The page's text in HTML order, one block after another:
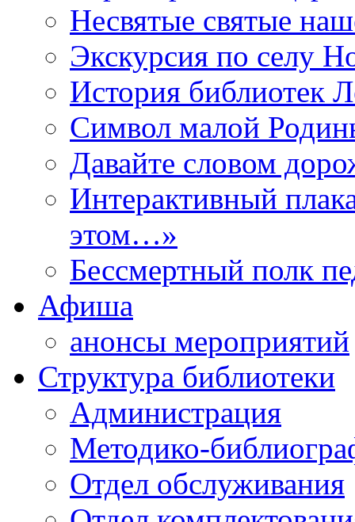
Несвятые святые
Экскурсия по селу
История библиотек
Символ малой
Давайте словом
Интерактивный
этом…»
Бессмертный полк
Афиша
анонсы мероприятий
Структура библиотеки
Администрация
Методико-
Отдел обслуживания